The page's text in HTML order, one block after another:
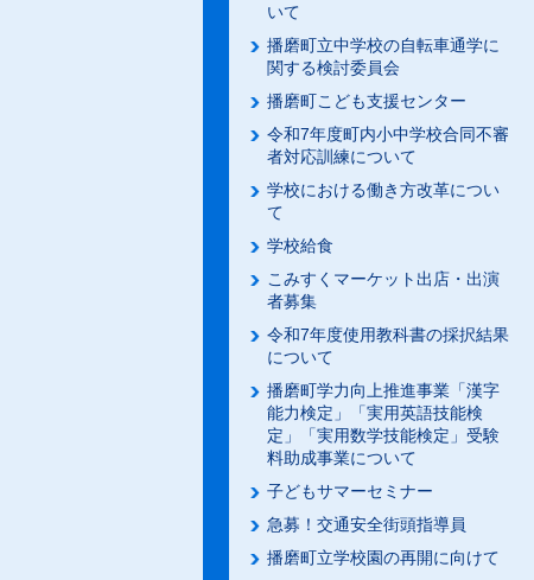
いて
播磨町立中学校の自転車通学に
関する検討委員会
播磨町こども支援センター
令和7年度町内小中学校合同不審
者対応訓練について
学校における働き方改革につい
て
学校給食
こみすくマーケット出店・出演
者募集
令和7年度使用教科書の採択結果
について
播磨町学力向上推進事業「漢字
能力検定」「実用英語技能検
定」「実用数学技能検定」受験
料助成事業について
子どもサマーセミナー
急募！交通安全街頭指導員
播磨町立学校園の再開に向けて